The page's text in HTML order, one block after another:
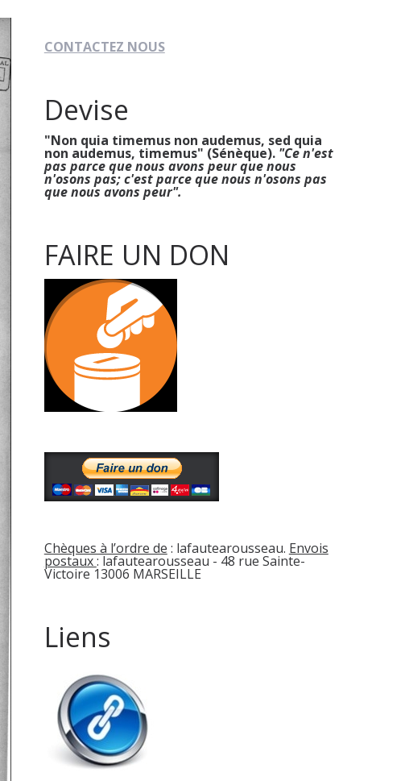
CONTACTEZ NOUS
Devise
"Non quia timemus non audemus, sed quia
non audemus, timemus" (Sénèque). "Ce n'est
pas parce que nous avons peur que nous
n'osons pas; c'est parce que nous n'osons pas
que nous avons peur".
FAIRE UN DON
Chèques à l’ordre de : lafautearousseau. Envois
postaux: lafautearousseau - 48 rue Sainte-
Victoire 13006 MARSEILLE
Liens